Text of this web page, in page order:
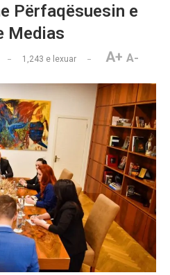
Përfaqësuesin e
Medias
1,243 e lexuar A+ A-